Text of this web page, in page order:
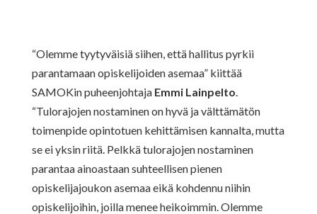
“Olemme tyytyväisiä siihen, että hallitus pyrkii
parantamaan opiskelijoiden asemaa” kiittää
SAMOKin puheenjohtaja Emmi Lainpelto.
“Tulorajojen nostaminen on hyvä ja välttämätön
toimenpide opintotuen kehittämisen kannalta, mutta
se ei yksin riitä. Pelkkä tulorajojen nostaminen
parantaa ainoastaan suhteellisen pienen
opiskelijajoukon asemaa eikäkohdennu niihin
opiskelijoihin, joilla menee heikoimmin. Olemme